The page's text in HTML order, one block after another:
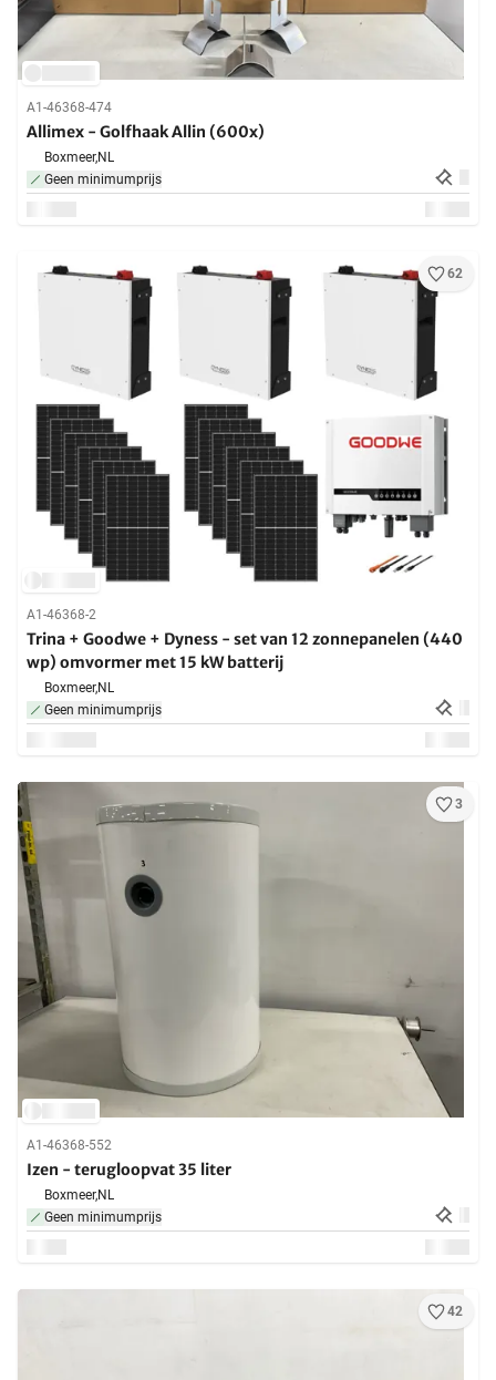
A1-46368-474
Allimex - Golfhaak Allin (600x)
Boxmeer,NL
Geen minimumprijs
62
A1-46368-2
Trina + Goodwe + Dyness - set van 12 zonnepanelen (440
wp) omvormer met 15 kW batterij
Boxmeer,NL
Geen minimumprijs
3
A1-46368-552
Izen - terugloopvat 35 liter
Boxmeer,NL
Geen minimumprijs
42